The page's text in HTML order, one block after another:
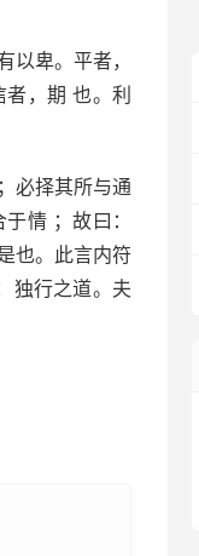
卑。平者，
，期 也。利
必择其所与通
情 ；故曰：
也。此言内符
独行之道。夫